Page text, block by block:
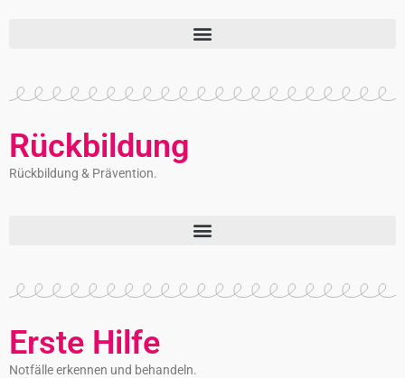
Rückbildung
Rückbildung & Prävention.
Erste Hilfe
Notfälle erkennen und behandeln.